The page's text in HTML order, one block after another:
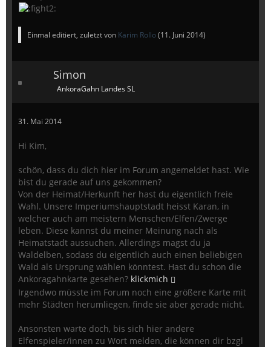
Einmal editiert, zuletzt von Karim Rollo(11. Juni 2014)
Simon
AnkoraGahn Landes SL
31. Mai 2014
Hi Kim,
schön, dass du dich hier im Forum angemeldet hast. Wie
bist du gerade auf uns gekommen?
Von der Heimat/Herkunft her hast du eigentlich freie
Wahl. Unsere Imperiumshauptstadt heisst Karan, in
welcher auch am meistern Menschen/Elfen/Zwerge
leben. Diese kannst du meiner Meinung nach als
Heimatstadt aussuchen. Allerdings magst du ja
Waldelben, sodass du eigentlich auch einen beliebigen
Wald als Ursprung wählen könntest. Hast du schon die
Ankoragahnkarte gesehen? klickmich
Irgendwo müsste im Forum noch eine größere Karte mit
mehr Städten herumliegen, finde sie aber gerade nicht.
Ansonsten warte doch, bis sich hier andere
Elfenspieler/innen zu Wort melden, die können dir bzgl